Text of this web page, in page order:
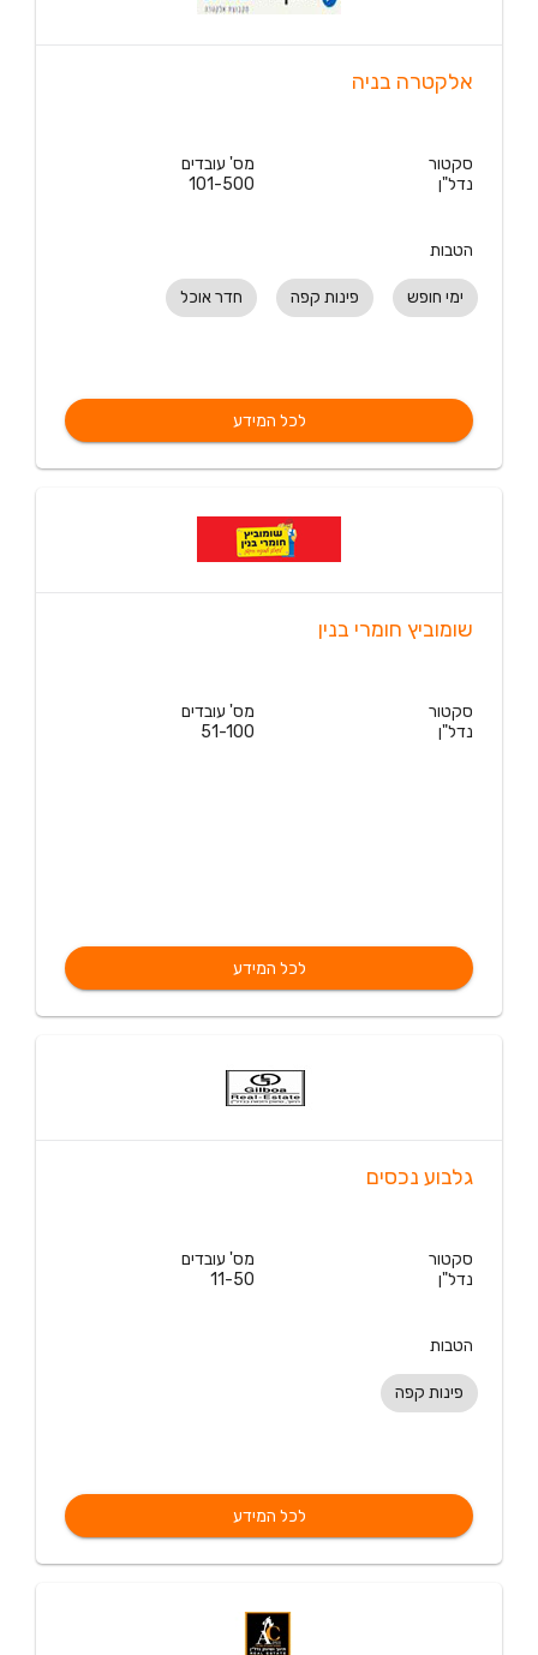
אלקטרה בניה
סקטור
נדל"ן
מס' עובדים
101-500
הטבות
ימי חופש פינות קפה חדר אוכל
לכל המידע
שומוביץ חומרי בנין
סקטור
נדל"ן
מס' עובדים
51-100
לכל המידע
גלבוע נכסים
סקטור
נדל"ן
מס' עובדים
11-50
הטבות
פינות קפה
לכל המידע